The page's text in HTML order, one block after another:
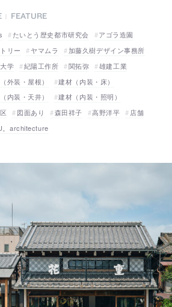
FEATURE
たいとう歴史都市研究会
アゴラ造園
リー ヤマムラ
加藤久樹デザイン事務所
学 紀陽工作所 関拓弥
雄建工業
外装・屋根）
建材（内装・床）
内装・天井）
建材（内装・照明）
図面あり 森田祥子 高野洋平
店舗
。architecture